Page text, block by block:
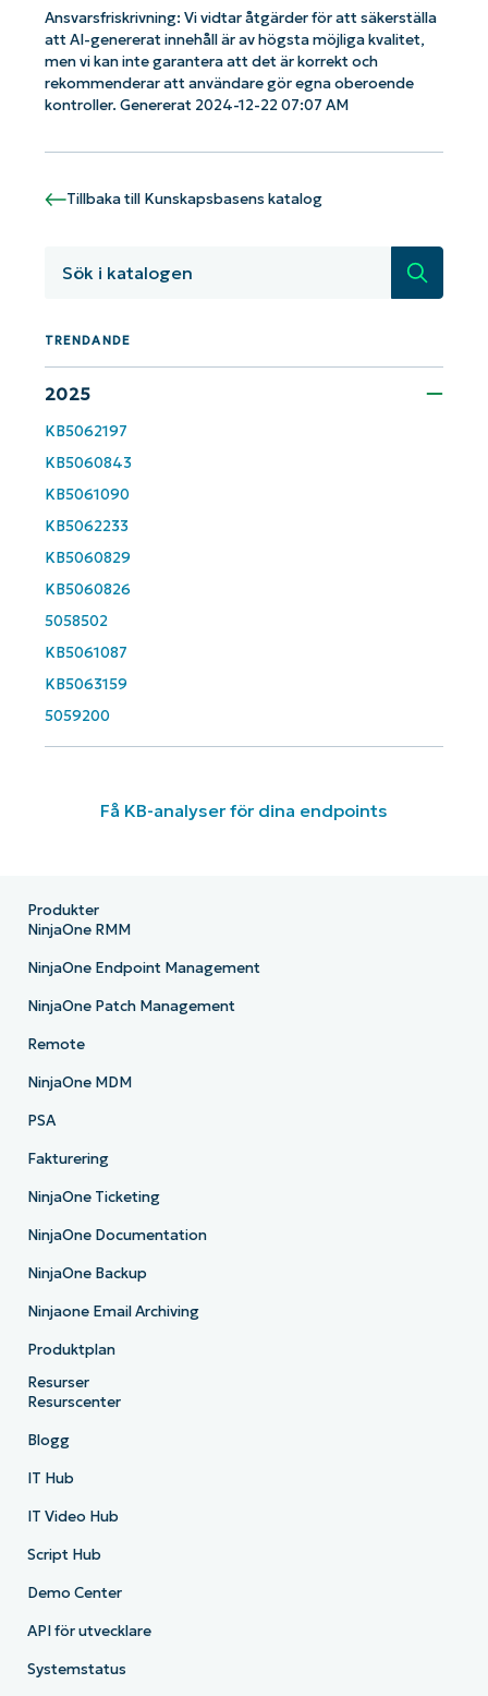
Ansvarsfriskrivning: Vi vidtar åtgärder för att säkerställa
att AI-genererat innehåll är av högsta möjliga kvalitet,
men vi kan inte garantera att det är korrekt och
rekommenderar att användare gör egna oberoende
kontroller. Genererat 2024-12-22 07:07 AM
Tillbaka till Kunskapsbasens katalog
Sök
TRENDANDE
2025
KB5062197
KB5060843
KB5061090
KB5062233
KB5060829
KB5060826
5058502
KB5061087
KB5063159
5059200
Få KB-analyser för dina endpoints
Kom igång med NinjaOne AI-drivna
KB-analyser!
and
number*
Company
Produkter
NinjaOne RMM
NinjaOne Endpoint Management
NinjaOne Patch Management
Remote
NinjaOne MDM
PSA
Fakturering
NinjaOne Ticketing
NinjaOne Documentation
NinjaOne Backup
Ninjaone Email Archiving
Produktplan
Resurser
Resurscenter
Blogg
IT Hub
IT Video Hub
Script Hub
Demo Center
API för utvecklare
Systemstatus